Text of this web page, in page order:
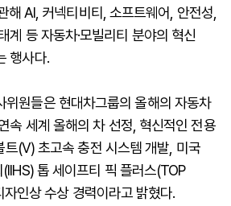
AI, 커넥티비티, 소프트웨어, 안전성,
계 등 자동차·모빌리티 분야의 혁신
행사다.
위원들은 현대차그룹의 올해의 자동차
속 세계 올해의 차 선정, 혁신적인 전용
(V) 초고속 충전 시스템 개발, 미국
톱 세이프티 픽 플러스(TOP
인상 수상 경력이라고 밝혔다.